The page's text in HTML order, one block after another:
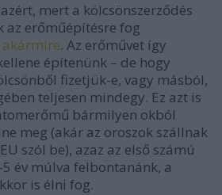
mert a kölcsönszerződés
az erőműépítésre fog
akármire. Az erőművet így
építenünk – de hogy
fizetjük-e, vagy másból,
teljesen mindegy. Ez azt is
bármilyen okból
meg (akár az oroszok szállnak
szól be), azaz az első számú
év múlva felbontanánk, a
is élni fog.